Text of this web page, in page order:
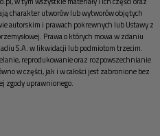
charakter utworów lub wytworów objętych
autorskim i prawach pokrewnych lub Ustawy z
Prawa o których mowa w zdaniu
S.A. w likwidacji lub podmiotom trzecim.
reprodukowanie oraz rozpowszechnianie
w części, jak i w całości jest zabronione bez
zgody uprawnionego.